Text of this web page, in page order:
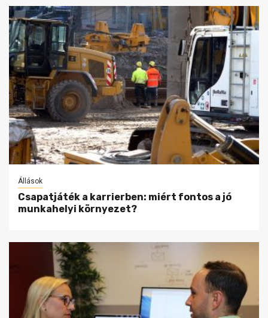
Állások
Csapatjáték a karrierben: miért fontos a jó
munkahelyi környezet?